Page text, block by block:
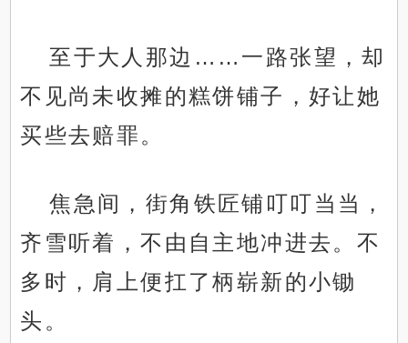
至于大人那边……一路张望，却
不见尚未收摊的糕饼铺子，好让她
买些去赔罪。
焦急间，街角铁匠铺叮叮当当，
齐雪听着，不由自主地冲进去。不
多时，肩上便扛了柄崭新的小锄
头。